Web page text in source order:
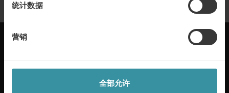
统计数据
营销
全部允许
售。我们通过定制解决方案和行业专业知识为本地和